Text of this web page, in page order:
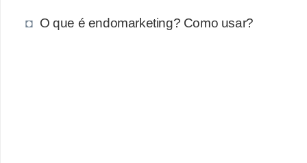
O que é endomarketing? Como usar?